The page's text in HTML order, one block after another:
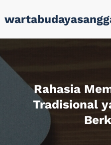
to
Rahasia
Tradisional